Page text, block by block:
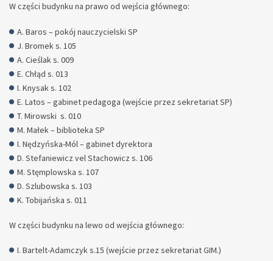
W części budynku na prawo od wejścia głównego:
A. Baros – pokój nauczycielski SP
J. Bromek s. 105
A. Cieślak s. 009
E. Chłąd s. 013
I. Knysak s. 102
E. Latos – gabinet pedagoga (wejście przez sekretariat SP)
T. Mirowski s. 010
M. Małek – biblioteka SP
I. Nędzyńska-Mól – gabinet dyrektora
D. Stefaniewicz vel Stachowicz s. 106
M. Stęmplowska s. 107
D. Szlubowska s. 103
K. Tobijańska s. 011
W części budynku na lewo od wejścia głównego:
I. Bartelt-Adamczyk s.15 (wejście przez sekretariat GIM.)